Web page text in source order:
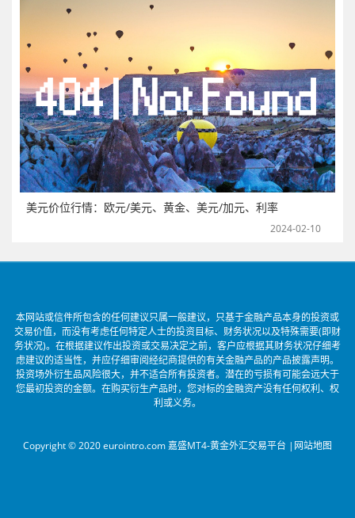
美元价位行情：欧元/美元、黄金、美元/加元、利率
2024-02-10
本网站或信件所包含的任何建议只属一般建议，只基于金融产品本身的投资或
交易价值，而没有考虑任何特定人士的投资目标、财务状况以及特殊需要(即财
务状况)。在根据建议作出投资或交易决定之前，客户应根据其财务状况仔细考
虑建议的适当性，并应仔细审阅经纪商提供的有关金融产品的产品披露声明。
投资场外衍生品风险很大，并不适合所有投资者。潜在的亏损有可能会远大于
您最初投资的金额。在购买衍生产品时，您对标的金融资产没有任何权利、权
利或义务。
Copyright © 2020 eurointro.com 嘉盛MT4-黄金外汇交易平台 | 网站地图